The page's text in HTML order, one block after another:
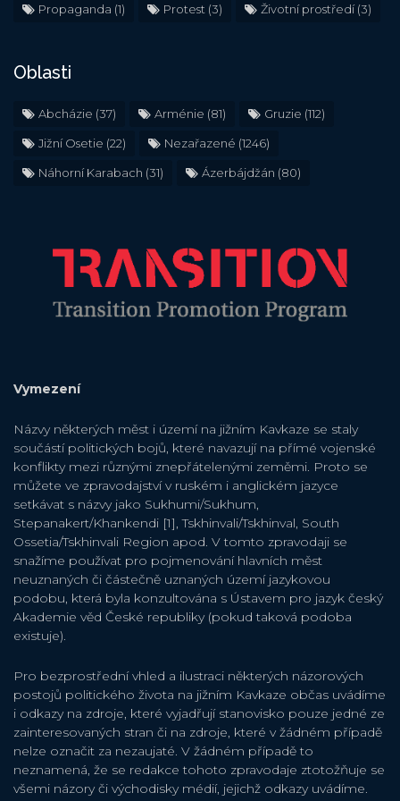
Propaganda (1) Protest (3) Životní prostředí(3)
Oblasti
Abcházie (37) Arménie (81) Gruzie (112)
Jižní Osetie (22) Nezařazené (1246)
Náhorní Karabach (31) Ázerbájdžán (80)
Vymezení
Názvy některých měst i území na jižním Kavkaze se staly
součástí politických bojů, které navazují na přímé vojenské
konflikty mezi různými znepřátelenými zeměmi. Proto se
můžete ve zpravodajství v ruském i anglickém jazyce
setkávat s názvy jako Sukhumi/Sukhum,
Stepanakert/Khankendi [1], Tskhinvali/Tskhinval, South
Ossetia/Tskhinvali Region apod. V tomto zpravodaji se
snažíme používat pro pojmenování hlavních měst
neuznaných či částečně uznaných území jazykovou
podobu, která byla konzultována s Ústavem pro jazyk český
Akademie věd České republiky (pokud taková podoba
existuje).
Pro bezprostřední vhled a ilustraci některých názorových
postojů politického života na jižním Kavkaze občas uvádíme
i odkazy na zdroje, které vyjadřují stanovisko pouze jedné ze
zainteresovaných stran či na zdroje, které v žádném případě
nelze označit za nezaujaté. V žádném případě to
neznamená, že se redakce tohoto zpravodaje ztotožňuje se
všemi názory či východisky médií, jejichž odkazy uvádíme.